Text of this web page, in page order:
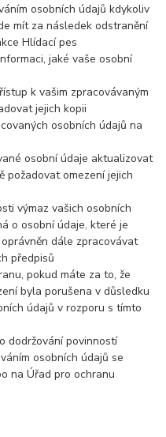
osobních údajů kdykoliv
mít za následek odstranění
Hlídací pes
jaké vaše osobní
k vašim zpracovávaným
jejich kopii
osobních údajů na
osobní údaje aktualizovat
požadovat omezení jejich
výmaz vašich osobních
o osobní údaje, které je
dále zpracovávat
předpisů
pokud máte za to, že
byla porušena v důsledku
údajů v rozporu s tímto
dodržování povinností
osobních údajů se
na Úřad pro ochranu